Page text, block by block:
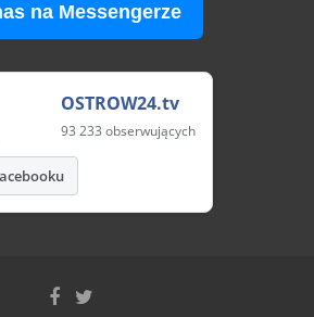
na Messengerze
OSTROW24.tv
93 233 obserwujących